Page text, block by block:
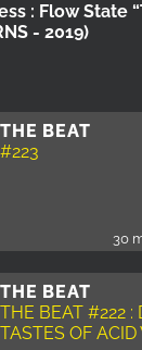
THE BEAT
#223
30
THE BEAT
THE BEAT #222 :
TASTES OF ACID
: Flow State
- 2019)